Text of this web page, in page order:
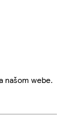
našom webe.